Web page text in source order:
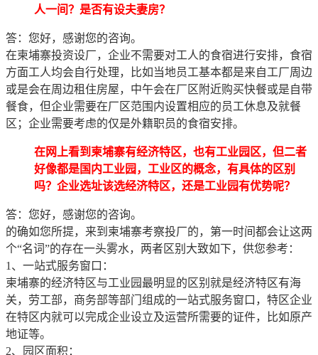
人一间？是否有设夫妻房？
答：您好，感谢您的咨询。
在柬埔寨投资设厂，企业不需要对工人的食宿进行安排，食宿
方面工人均会自行处理，比如当地员工基本都是来自工厂周边
或是会在周边租住房屋，中午会在厂区附近购买快餐或是自带
餐食，但企业需要在厂区范围内设置相应的员工休息及就餐
区；企业需要考虑的仅是外籍职员的食宿安排。
在网上看到柬埔寨有经济特区，也有工业园区，但二者
好像都是国内工业园，工业区的概念，有具体的区别
吗？企业选址该选经济特区，还是工业园有优势呢？
答：您好，感谢您的咨询。
的确如您所提，来到柬埔寨考察投厂的，第一时间都会让这两
个“名词”的存在一头雾水，两者区别大致如下，供您参考：
1、一站式服务窗口：
柬埔寨的经济特区与工业园最明显的区别就是经济特区有海
关，劳工部，商务部等部门组成的一站式服务窗口，特区企业
在特区内就可以完成企业设立及运营所需要的证件，比如原产
地证等。
2、园区面积：